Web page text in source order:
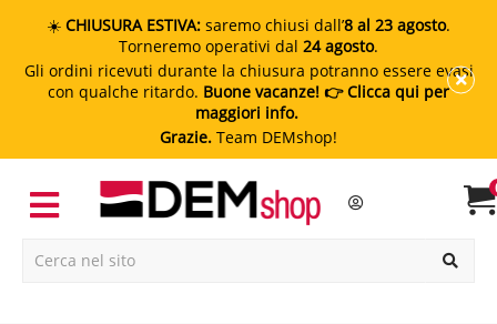
☀️ CHIUSURA ESTIVA: saremo chiusi dall’8 al 23 agosto.
Torneremo operativi dal 24 agosto.
Gli ordini ricevuti durante la chiusura potranno essere evasi
con qualche ritardo. Buone vacanze! 👉 Clicca qui per
maggiori info.
Grazie. Team DEMshop!